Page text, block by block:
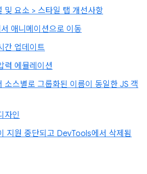
및 요소 > 스타일 탭 개선사항
애니메이션으로 이동
간 업데이트
력 에뮬레이션
소스별로 그룹화된 이름이 동일한 JS 객
자인
지원 중단되고 DevTools에서 삭제됨